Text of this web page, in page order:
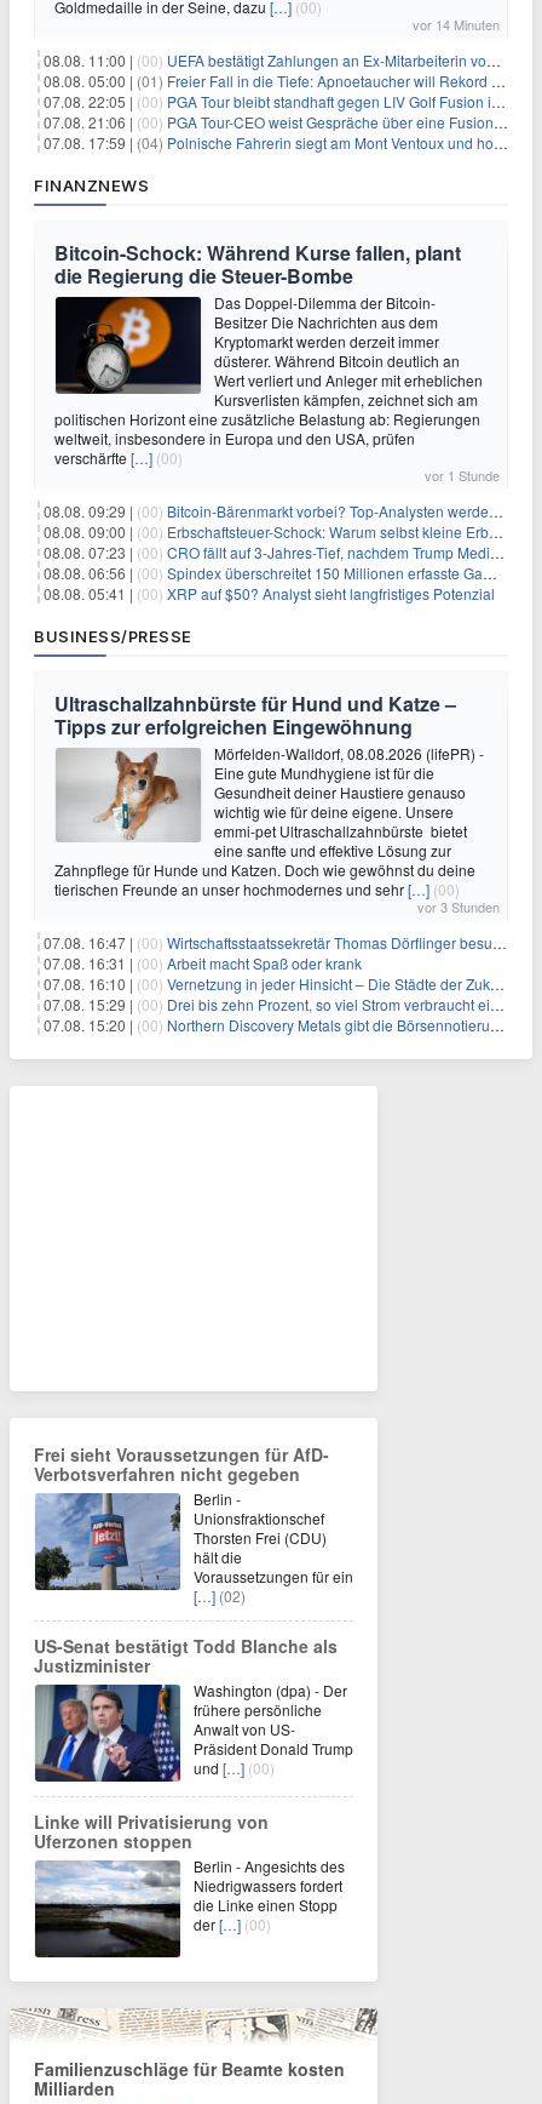
Goldmedaille in der Seine, dazu […] (00)
vor 14 Minuten
08.08. 11:00 | (00) UEFA bestätigt Zahlungen an Ex-Mitarbeiterin von Infantino
08.08. 05:00 | (01) Freier Fall in die Tiefe: Apnoetaucher will Rekord brechen
07.08. 22:05 | (00) PGA Tour bleibt standhaft gegen LIV Golf Fusion in einem sich wandelnden Sportumfeld
07.08. 21:06 | (00) PGA Tour-CEO weist Gespräche über eine Fusion mit LIV Golf zurück und bekräftigt die Wettbewerbslandschaft
07.08. 17:59 | (04) Polnische Fahrerin siegt am Mont Ventoux und holt Tour-Gelb
FINANZNEWS
Bitcoin-Schock: Während Kurse fallen, plant
die Regierung die Steuer-Bombe
Das Doppel-Dilemma der Bitcoin-
Besitzer Die Nachrichten aus dem
Kryptomarkt werden derzeit immer
düsterer. Während Bitcoin deutlich an
Wert verliert und Anleger mit erheblichen
Kursverlisten kämpfen, zeichnet sich am
politischen Horizont eine zusätzliche Belastung ab: Regierungen
weltweit, insbesondere in Europa und den USA, prüfen
verschärfte […] (00)
vor 1 Stunde
08.08. 09:29 | (00) Bitcoin-Bärenmarkt vorbei? Top-Analysten werden optimistisch, aber die Geschichte sagt etwas anderes
08.08. 09:00 | (00) Erbschaftsteuer-Schock: Warum selbst kleine Erbschaften den Fiskus Millionen kosten
08.08. 07:23 | (00) CRO fällt auf 3-Jahres-Tief, nachdem Trump Media zwei große Crypto.com-Deals storniert
08.08. 06:56 | (00) Spindex überschreitet 150 Millionen erfasste Gaming-Ereignisse in Echtzeit-Datenpipeline
08.08. 05:41 | (00) XRP auf $50? Analyst sieht langfristiges Potenzial
BUSINESS/PRESSE
Ultraschallzahnbürste für Hund und Katze –
Tipps zur erfolgreichen Eingewöhnung
Mörfelden-Walldorf, 08.08.2026 (lifePR) -
Eine gute Mundhygiene ist für die
Gesundheit deiner Haustiere genauso
wichtig wie für deine eigene. Unsere
emmi-pet Ultraschallzahnbürste bietet
eine sanfte und effektive Lösung zur
Zahnpflege für Hunde und Katzen. Doch wie gewöhnst du deine
tierischen Freunde an unser hochmodernes und sehr[…] (00)
vor 3 Stunden
07.08. 16:47 | (00) Wirtschaftsstaatssekretär Thomas Dörflinger besucht Handwerksbetrieb im Kammerbezirk Freiburg
07.08. 16:31 | (00) Arbeit macht Spaß oder krank
07.08. 16:10 | (00) Vernetzung in jeder Hinsicht – Die Städte der Zukunft sind grün-blau
07.08. 15:29 | (00) Drei bis zehn Prozent, so viel Strom verbraucht ein Aufzug im Gebäude
07.08. 15:20 | (00) Northern Discovery Metals gibt die Börsennotierung an der Frankfurter Wertpapierbörse bekannt
Frei sieht Voraussetzungen für AfD-
Verbotsverfahren nicht gegeben
Berlin -
Unionsfraktionschef
Thorsten Frei (CDU)
hält die
Voraussetzungen für ein
[…] (02)
US-Senat bestätigt Todd Blanche als
Justizminister
Washington (dpa) - Der
frühere persönliche
Anwalt von US-
Präsident Donald Trump
und […] (00)
Linke will Privatisierung von
Uferzonen stoppen
Berlin - Angesichts des
Niedrigwassers fordert
die Linke einen Stopp
der[…] (00)
Familienzuschläge für Beamte kosten
Milliarden